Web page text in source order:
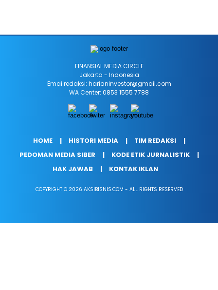
FINANSIAL MEÐIA CIRCLE
Jakarta - Indonesia
Emai redaksi: harianinvestor@gmail.com
WA Center: 0853 1555 7788
HOME HISTORI MEDIA
TIM REDAKSI
PEDOMAN MEDIA SIBER
KODE ETIK JURNALISTIK
HAK JAWAB
KONTAK IKLAN
COPYRIGHT © 2026 AKSIBISNIS.COM - ALL RIGHTS RESERVED